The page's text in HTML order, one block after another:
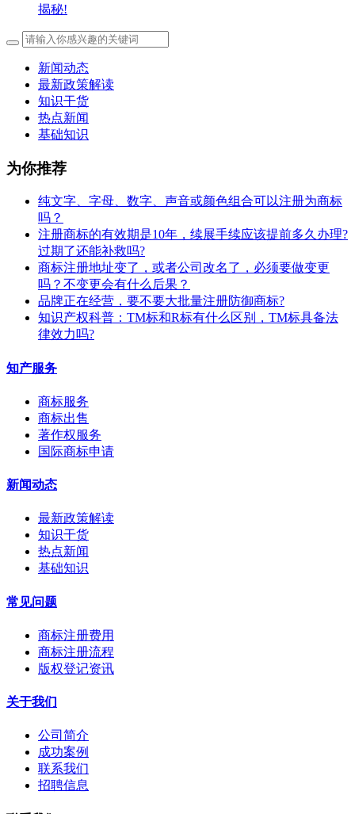
揭秘!
新闻动态
最新政策解读
知识干货
热点新闻
基础知识
为你推荐
纯文字、字母、数字、声音或颜色组合可以注册为商标
吗？
注册商标的有效期是10年，续展手续应该提前多久办理?
过期了还能补救吗?
商标注册地址变了，或者公司改名了，必须要做变更
吗？不变更会有什么后果？
​品牌正在经营，要不要大批量注册防御商标?
知识产权科普：TM标和R标有什么区别，TM标具备法
律效力吗?
知产服务
商标服务
商标出售
著作权服务
国际商标申请
新闻动态
最新政策解读
知识干货
热点新闻
基础知识
常见问题
商标注册费用
商标注册流程
版权登记资讯
关于我们
公司简介
成功案例
联系我们
招聘信息